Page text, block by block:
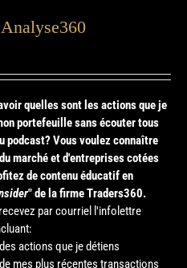
quelles sont les actions que je
portefeuille sans écouter tous
podcast? Vous voulez connaître
marché et d'entreprises cotées
de contenu éducatif en
" de la firme Traders360.
par courriel l'infolettre
actions que je détiens
mes plus récentes transactions